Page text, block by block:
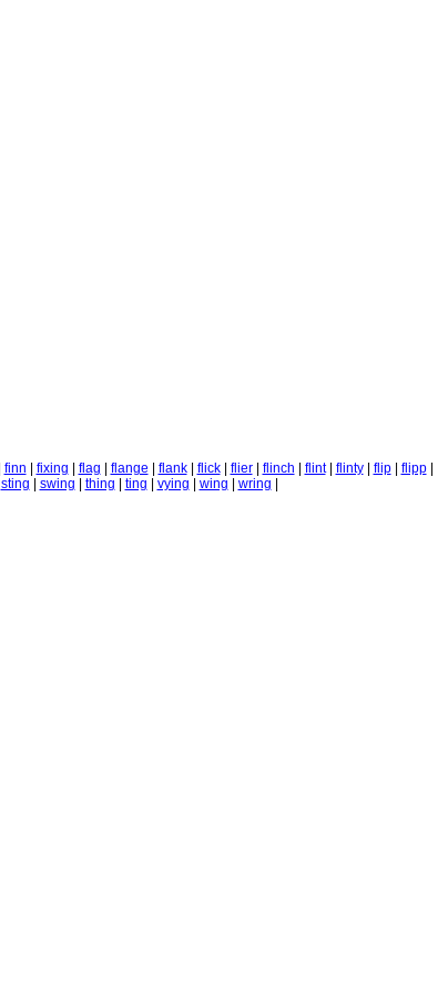
finn fixing flag flange flank| flick| flier| flinch flint| flinty| flip| flipp|
sting swing thing ting vying wing wring